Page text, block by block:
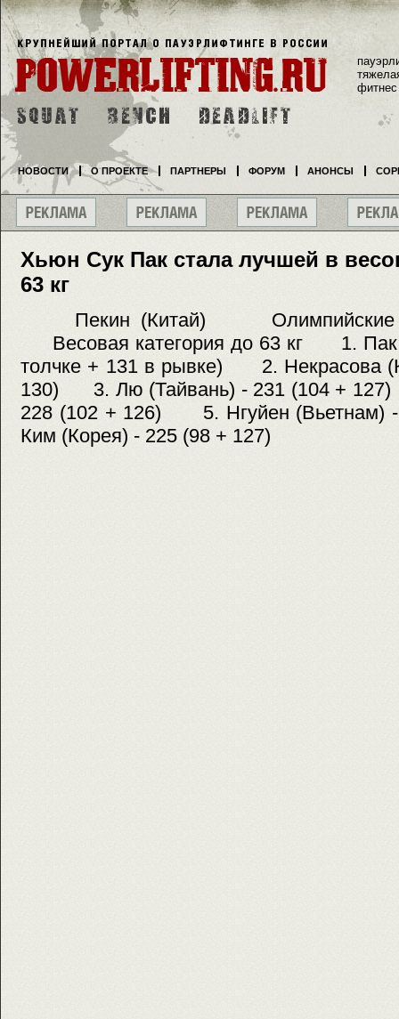
Хьюн Сук Пак стала лучшей в
63 кг
Пекин (Китай)
Весовая категория до 63 кг 1. Пак
толчке + 131 в рывке) 2. Некрасова
130) 3. Лю (Тайвань) - 231 (104 +
228 (102 + 126) 5. Нгуйен
Ким (Корея) - 225 (98 + 127)
фитнес
НОВОСТИ О ПРОЕКТЕ ПАРТНЕРЫ ФОРУМ АНОНСЫ